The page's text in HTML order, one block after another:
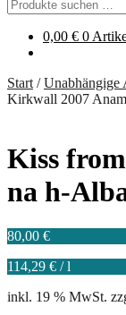
nach:
0,00 € 0
Start /Unabhängige
Kirkwall 2007
Kiss
na h-
80,00 €
114,29 € /l
inkl. 19 % MwSt.